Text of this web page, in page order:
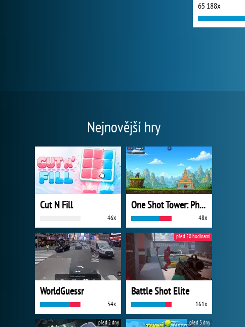
65 188x
Nejnovější hry
Cut N Fill
46x
One Shot Tower: Physics Destroyer
48x
WorldGuessr
54x
Battle Shot Elite
161x
před 20 hodinami
před 2 dny před 3 dny